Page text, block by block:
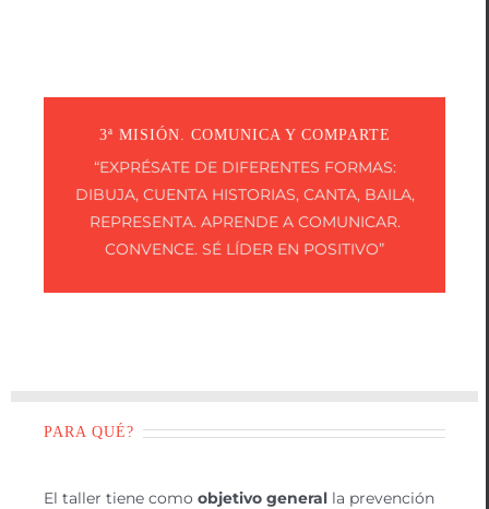
3ª MISIÓN. COMUNICA Y COMPARTE
“EXPRÉSATE DE DIFERENTES FORMAS:
DIBUJA, CUENTA HISTORIAS, CANTA, BAILA,
REPRESENTA. APRENDE A COMUNICAR.
CONVENCE. SÉ LÍDER EN POSITIVO”
PARA QUÉ?
El taller tiene como objetivo general la prevención